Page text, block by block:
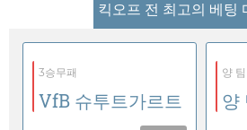
킥오프 전 최고의 베팅
3승무패
VfB 슈투트가르트
양
양